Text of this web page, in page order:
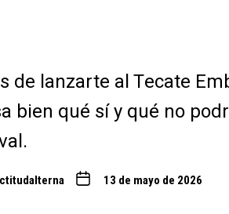
de lanzarte al Tecate
bien qué sí y qué no
13 de mayo de 2026